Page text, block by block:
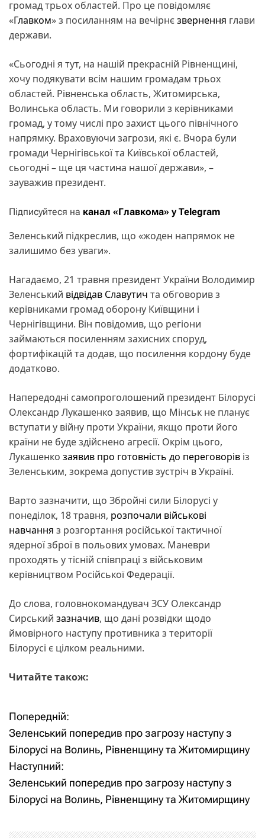
громад трьох областей. Про це повідомляє
«Главком» з посиланням на вечірнєзвернення глави
держави.
«Сьогодні я тут, на нашій прекрасній Рівненщині,
хочу подякувати всім нашим громадам трьох
областей. Рівненська область, Житомирська,
Волинська область. Ми говорили з керівниками
громад, у тому числі про захист цього північного
напрямку. Враховуючи загрози, які є. Вчора були
громади Чернігівської та Київської областей,
сьогодні – ще ця частина нашої держави», –
зауважив президент.
Підписуйтеся на канал «Главкома» у Telegram
Зеленський підкреслив, що «жоден напрямок не
залишимо без уваги».
Нагадаємо, 21 травня президент України Володимир
Зеленський відвідав Славутич та обговорив з
керівниками громад оборону Київщини і
Чернігівщини. Він повідомив, що регіони
займаються посиленням захисних споруд,
фортифікацій та додав, що посилення кордону буде
додатково.
Напередодні самопроголошений президент Білорусі
Олександр Лукашенко заявив, що Мінськ не планує
вступати у війну проти України, якщо проти його
країни не буде здійснено агресії. Окрім цього,
Лукашенко заявив про готовність до переговорів із
Зеленським, зокрема допустив зустріч в Україні.
Варто зазначити, що Збройні сили Білорусі у
понеділок, 18 травня, розпочали військові
навчання з розгортання російської тактичної
ядерної зброї в польових умовах. Маневри
проходять у тісній співпраці з військовим
керівництвом Російської Федерації.
До слова, головнокомандувач ЗСУ Олександр
Сирський зазначив, що дані розвідки щодо
ймовірного наступу противника з території
Білорусі є цілком реальними.
Читайте також:
Н
а
в
і
Попередній:
Зеленський попередив про загрозу наступу з
Білорусі на Волинь, Рівненщину та Житомирщину
Наступний:
Зеленський попередив про загрозу наступу з
Білорусі на Волинь, Рівненщину та Житомирщину